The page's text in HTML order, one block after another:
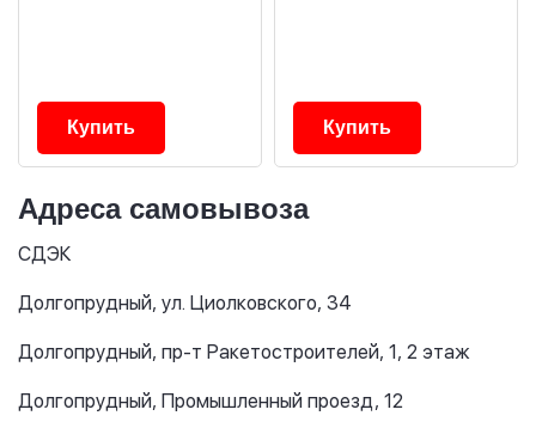
Купить Купить
Адреса самовывоза
СДЭК
Долгопрудный, ул. Циолковского, 34
Долгопрудный, пр-т Ракетостроителей, 1, 2 этаж
Долгопрудный, Промышленный проезд, 12